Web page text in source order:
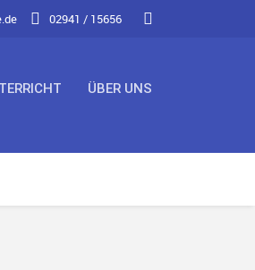
02941 / 15656
ÜBER UNS
saxophon gekauft.